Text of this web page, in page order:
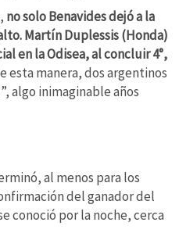
no solo Benavides dejó a la
Martín Duplessis (Honda)
en la Odisea, al concluir 4°,
esta manera, dos argentinos
algo inimaginable años
al menos para los
del ganador del
conoció por la noche, cerca